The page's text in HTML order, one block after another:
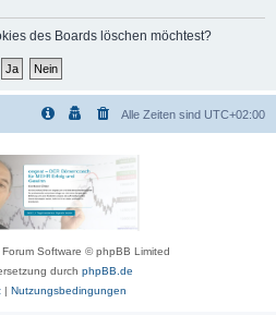
des Boards löschen möchtest?
Alle Zeiten sind UTC+02:00
Software © phpBB Limited
durch phpBB.de
| Nutzungsbedingungen